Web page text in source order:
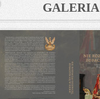
GALERIA